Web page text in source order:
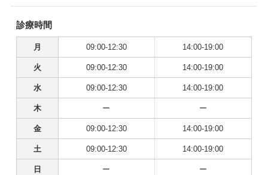
診療時間
月 09:00-12:30 14:00-19:00
火 09:00-12:30 14:00-19:00
水 09:00-12:30 14:00-19:00
木 ー ー
金 09:00-12:30 14:00-19:00
土 09:00-12:30 14:00-19:00
日 ー ー